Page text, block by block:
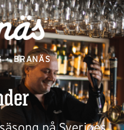
· BRANÄS